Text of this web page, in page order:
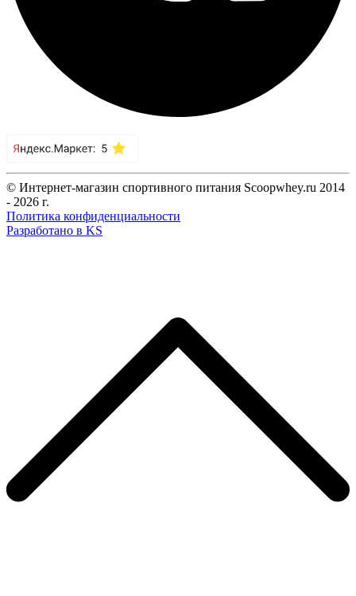
© Интернет-магазин спортивного питания Scoopwhey.ru 2014
- 2026 г.
Политика конфиденциальности
Разработано в KS